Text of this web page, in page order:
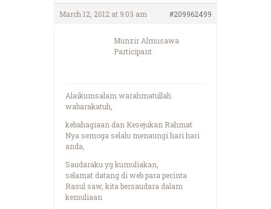
March 12, 2012 at 9:03 am #209962499
Munzir Almusawa
Participant
Alaikumsalam warahmatullah
wabarakatuh,
kebahagiaan dan Kesejukan Rahmat
Nya semoga selalu menaungi hari hari
anda,
Saudaraku yg kumuliakan,
selamat datang di web para pecinta
Rasul saw, kita bersaudara dalam
kemuliaan